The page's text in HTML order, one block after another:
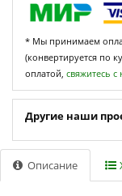
* Мы принимаем
(конвертируется по
оплатой, свяжитесь с
Другие наши
Описание